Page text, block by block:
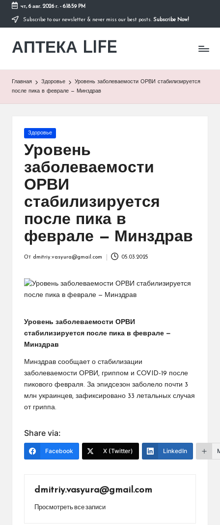
Перейти
содержимому
чт, 6 авг. 2026 г.- 6:18:59 PM
Subscribe to our newsletter & never miss our best posts. Subscribe Now!
АПТЕКА LIFE
сайт
Главная Здоровье
Уровень заболеваемости ОРВИ стабилизируется
после пика в феврале — Минздрав
Опубликовано
Здоровье
Уровень
заболеваемости
ОРВИ
стабилизируется
после пика в
феврале — Минздрав
От dmitriy.vasyura@gmail.com 05.03.2025
Уровень заболеваемости ОРВИ
стабилизируется после пика в феврале —
Минздрав
Минздрав сообщает о стабилизации
заболеваемости ОРВИ, гриппом и COVID-19 после
пикового февраля. За эпидсезон заболело почти 3
млн украинцев, зафиксировано 33 летальных случая
от гриппа.
Share via:
Facebook X (Twitter) LinkedIn
dmitriy.vasyura@gmail.com
Просмотреть все записи